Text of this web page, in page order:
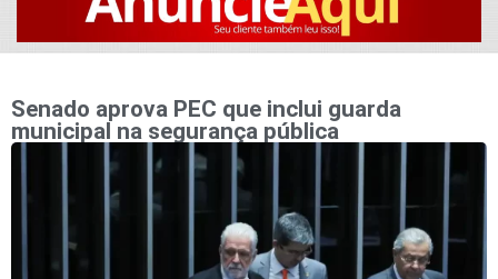
Senado aprova PEC que inclui guarda
municipal na segurança pública